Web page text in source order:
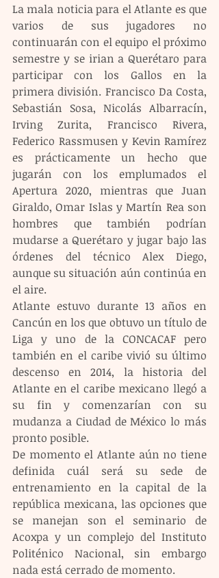
La mala noticia para el Atlante es que
varios de sus jugadores no
continuarán con el equipo el próximo
semestre y se irian a Querétaro para
participar con los Gallos en la
primera división. Francisco Da Costa,
Sebastián Sosa, Nicolás Albarracín,
Irving Zurita, Francisco Rivera,
Federico Rassmusen y Kevin Ramírez
es prácticamente un hecho que
jugarán con los emplumados el
Apertura 2020, mientras que Juan
Giraldo, Omar Islas y Martín Rea son
hombres que también podrían
mudarse a Querétaro y jugar bajo las
órdenes del técnico Alex Diego,
aunque su situación aún continúa en
el aire.
Atlante estuvo durante 13 años en
Cancún en los que obtuvo un título de
Liga y uno de la CONCACAF pero
también en el caribe vivió su último
descenso en 2014, la historia del
Atlante en el caribe mexicano llegó a
su fin y comenzarían con su
mudanza a Ciudad de México lo más
pronto posible.
De momento el Atlante aún no tiene
definida cuál será su sede de
entrenamiento en la capital de la
república mexicana, las opciones que
se manejan son el seminario de
Acoxpa y un complejo del Instituto
Politénico Nacional, sin embargo
nada está cerrado de momento.